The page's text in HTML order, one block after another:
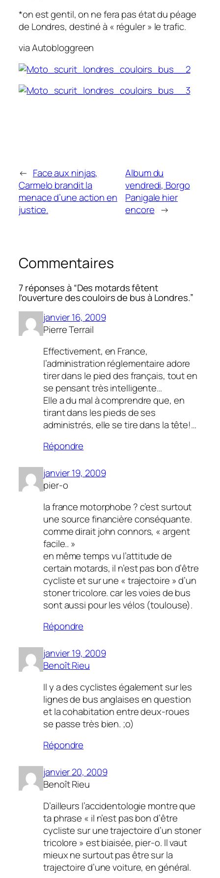
*on est gentil, on ne fera pas état du péage
de Londres, destiné à « réguler » le trafic.
via Autobloggreen
← Face aux ninjas,
Carmelo brandit la
menace d’une action en
justice.
Album du
vendredi, Borgo
Panigale hier
encore →
Commentaires
7 réponses à “Des motards fêtent
l’ouverture des couloirs de bus à Londres.”
janvier 16, 2009
Pierre Terrail
Effectivement, en France,
l’administration réglementaire adore
tirer dans le pied des français, tout en
se pensant très intelligente…
Elle a du mal à comprendre que, en
tirant dans les pieds de ses
administrés, elle se tire dans la tête!…
Répondre
janvier 19, 2009
pier-o
la france motorphobe ? c’est surtout
une source financière conséquante.
comme dirait john connors, « argent
facile.. »
en même temps vu l’attitude de
certain motards, il n’est pas bon d’être
cycliste et sur une « trajectoire » d’un
stoner tricolore. car les voies de bus
sont aussi pour les vélos (toulouse).
Répondre
janvier 19, 2009
Benoît Rieu
Il y a des cyclistes également sur les
lignes de bus anglaises en question
et la cohabitation entre deux-roues
se passe très bien. ;o)
Répondre
janvier 20, 2009
Benoît Rieu
D’ailleurs l’accidentologie montre que
ta phrase « il n’est pas bon d’être
cycliste sur une trajectoire d’un stoner
tricolore » est biaisée, pier-o. Il vaut
mieux ne surtout pas être sur la
trajectoire d’une voiture, en général.